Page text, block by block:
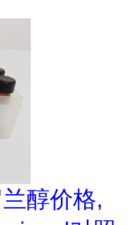
醇价格,